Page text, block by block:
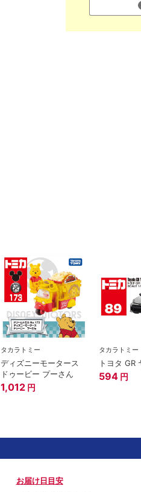
タカラトミー
ディズニーモータース
ドゥービー プーさん
1,012 円
タカラトミー
トヨタ GR
594 円
お届け日目安